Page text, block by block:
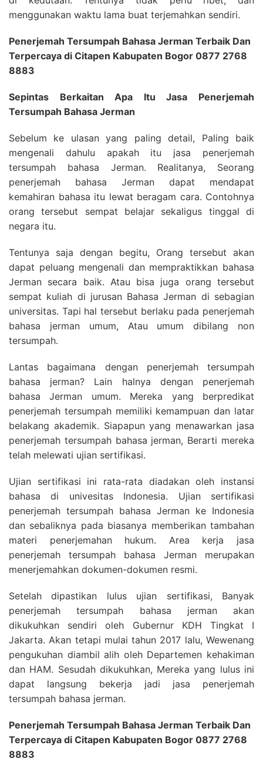
menggunakan waktu lama buat terjemahkan sendiri.
Penerjemah Tersumpah Bahasa Jerman Terbaik Dan
Terpercaya di Citapen Kabupaten Bogor 0877 2768
8883
Sepintas Berkaitan Apa Itu Jasa Penerjemah
Tersumpah Bahasa Jerman
Sebelum ke ulasan yang paling detail, Paling baik
mengenali dahulu apakah itu jasa penerjemah
tersumpah bahasa Jerman. Realitanya, Seorang
penerjemah bahasa Jerman dapat mendapat
kemahiran bahasa itu lewat beragam cara. Contohnya
orang tersebut sempat belajar sekaligus tinggal di
negara itu.
Tentunya saja dengan begitu, Orang tersebut akan
dapat peluang mengenali dan mempraktikkan bahasa
Jerman secara baik. Atau bisa juga orang tersebut
sempat kuliah di jurusan Bahasa Jerman di sebagian
universitas. Tapi hal tersebut berlaku pada penerjemah
bahasa jerman umum, Atau umum dibilang non
tersumpah.
Lantas bagaimana dengan penerjemah tersumpah
bahasa jerman? Lain halnya dengan penerjemah
bahasa Jerman umum. Mereka yang berpredikat
penerjemah tersumpah memiliki kemampuan dan latar
belakang akademik. Siapapun yang menawarkan jasa
penerjemah tersumpah bahasa jerman, Berarti mereka
telah melewati ujian sertifikasi.
Ujian sertifikasi ini rata-rata diadakan oleh instansi
bahasa di univesitas Indonesia. Ujian sertifikasi
penerjemah tersumpah bahasa Jerman ke Indonesia
dan sebaliknya pada biasanya memberikan tambahan
materi penerjemahan hukum. Area kerja jasa
penerjemah tersumpah bahasa Jerman merupakan
menerjemahkan dokumen-dokumen resmi.
Setelah dipastikan lulus ujian sertifikasi, Banyak
penerjemah tersumpah bahasa jerman akan
dikukuhkan sendiri oleh Gubernur KDH Tingkat I
Jakarta. Akan tetapi mulai tahun 2017 lalu, Wewenang
pengukuhan diambil alih oleh Departemen kehakiman
dan HAM. Sesudah dikukuhkan, Mereka yang lulus ini
dapat langsung bekerja jadi jasa penerjemah
tersumpah bahasa jerman.
Penerjemah Tersumpah Bahasa Jerman Terbaik Dan
Terpercaya di Citapen Kabupaten Bogor 0877 2768
8883